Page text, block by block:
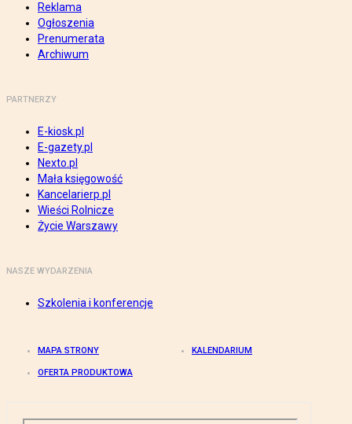
Reklama
Ogłoszenia
Prenumerata
Archiwum
PARTNERZY
E-kiosk.pl
E-gazety.pl
Nexto.pl
Mała księgowość
Kancelarierp.pl
Wieści Rolnicze
Życie Warszawy
NASZE WYDARZENIA
Szkolenia i konferencje
MAPA STRONY KALENDARIUM
OFERTA PRODUKTOWA